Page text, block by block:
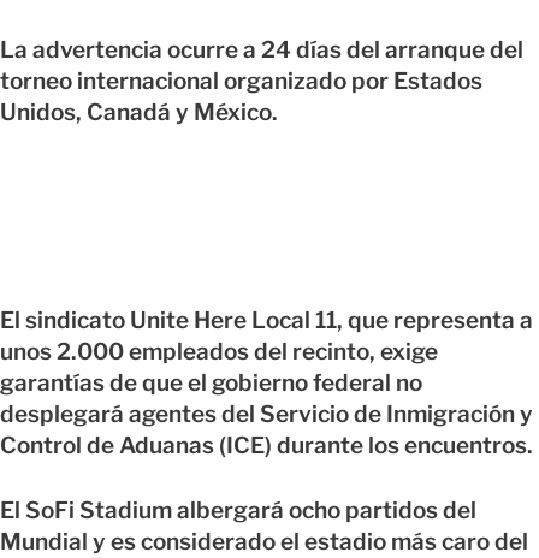
La advertencia ocurre a 24 días del arranque del
torneo internacional organizado por Estados
Unidos, Canadá y México.
El sindicato Unite Here Local 11, que representa a
unos 2.000 empleados del recinto, exige
garantías de que el gobierno federal no
desplegará agentes del Servicio de Inmigración y
Control de Aduanas (ICE) durante los encuentros.
El SoFi Stadium albergará ocho partidos del
Mundial y es considerado el estadio más caro del